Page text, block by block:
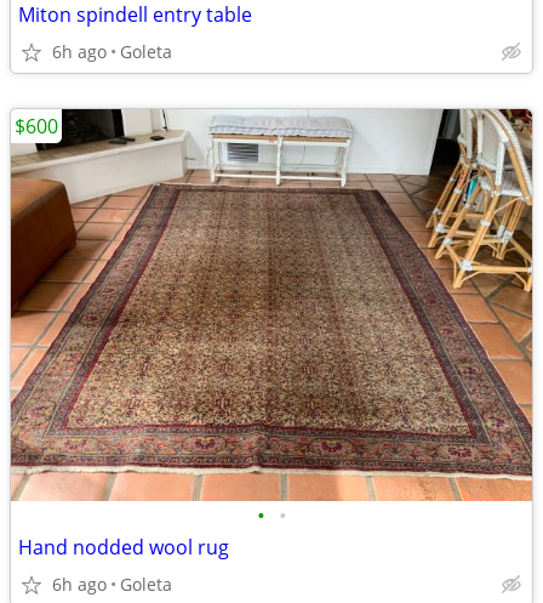
Miton spindell entry table
6h ago Goleta
• •
Hand nodded wool rug
6h ago Goleta
$600